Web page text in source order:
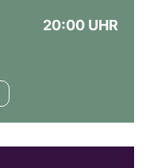
20:00 UHR